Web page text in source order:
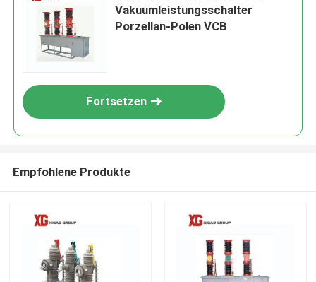
Vakuumleistungsschalter
Porzellan-Polen VCB
Fortsetzen
Empfohlene Produkte